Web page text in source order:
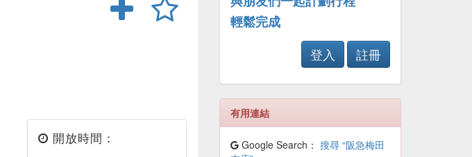
開放時間：
輕鬆完成
登入
註冊
有用連結
Google Search： 搜尋 “阪急梅田